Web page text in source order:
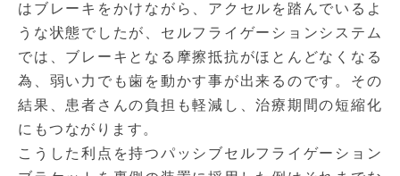
はブレーキをかけながら、アクセルを踏んでいるよ
うな状態でしたが、セルフライゲーションシステム
では、ブレーキとなる摩擦抵抗がほとんどなくなる
為、弱い力でも歯を動かす事が出来るのです。その
結果、患者さんの負担も軽減し、治療期間の短縮化
にもつながります。
こうした利点を持つパッシブセルフライゲーション